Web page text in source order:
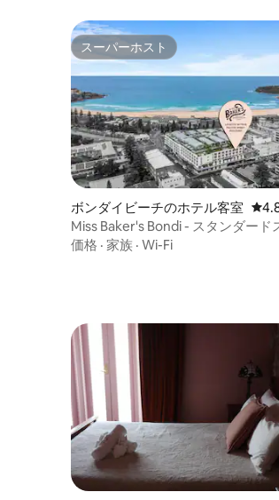
スーパーホスト
スーパーホスト
ボンダイビーチのホテル客室 レ
Miss Baker's Bondi - スタンダード
オ
価格 · 家族 · Wi-Fi